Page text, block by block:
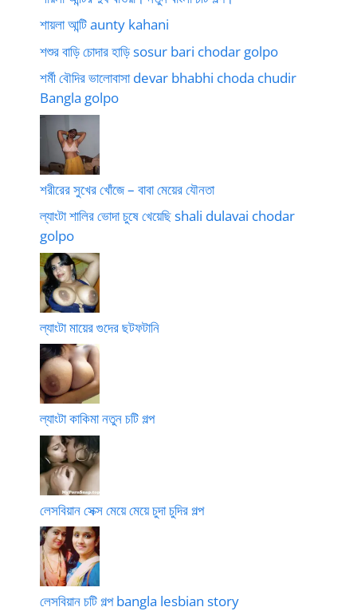
শায়লা আন্টি aunty kahani
শশুর বাড়ি চোদার হাড়ি sosur bari chodar golpo
শর্মী বৌদির ভালোবাসা devar bhabhi choda chudir
Bangla golpo
শরীরের সুখের খোঁজে – বাবা মেয়ের যৌনতা
ল্যাংটা শালির ভোদা চুষে খেয়েছি shali dulavai chodar
golpo
ল্যাংটা মায়ের গুদের ছটফটানি
ল্যাংটা কাকিমা নতুন চটি গল্প
লেসবিয়ান সেক্স মেয়ে মেয়ে চুদা চুদির গল্প
লেসবিয়ান চটি গল্প bangla lesbian story